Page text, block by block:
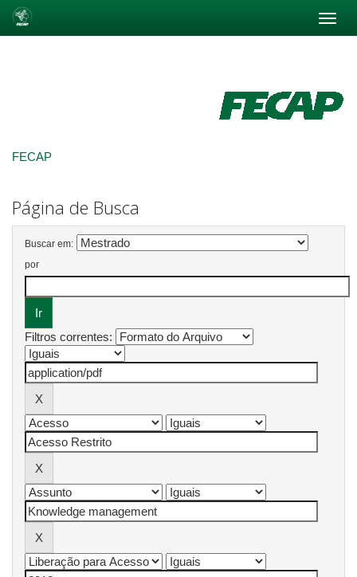
FECAP
Página de Busca
Buscar em:
por
Filtros correntes: